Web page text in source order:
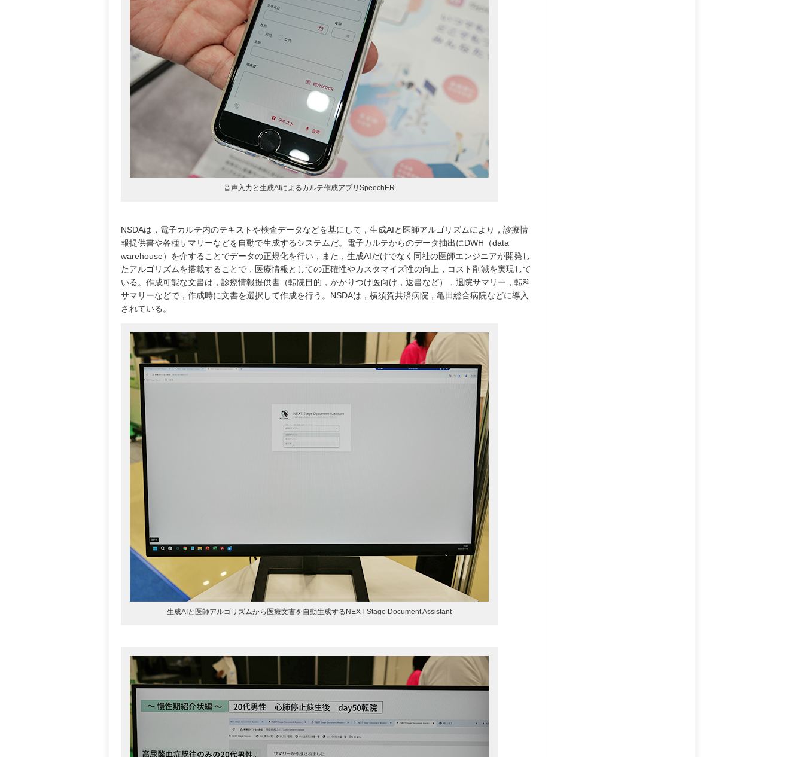
音声入力と生成AIによるカルテ作成アプリSpeechER
NSDAは，電子カルテ内のテキストや検査データなどを基にして，生成AIと医師アルゴリズムにより，診療情
報提供書や各種サマリーなどを自動で生成するシステムだ。電子カルテからのデータ抽出にDWH（data
warehouse）を介することでデータの正規化を行い，また，生成AIだけでなく同社の医師エンジニアが開発し
たアルゴリズムを搭載することで，医療情報としての正確性やカスタマイズ性の向上，コスト削減を実現して
いる。作成可能な文書は，診療情報提供書（転院目的，かかりつけ医向け，返書など），退院サマリー，転科
サマリーなどで，作成時に文書を選択して作成を行う。NSDAは，横須賀共済病院，亀田総合病院などに導入
されている。
生成AIと医師アルゴリズムから医療文書を自動生成するNEXT Stage Document Assistant